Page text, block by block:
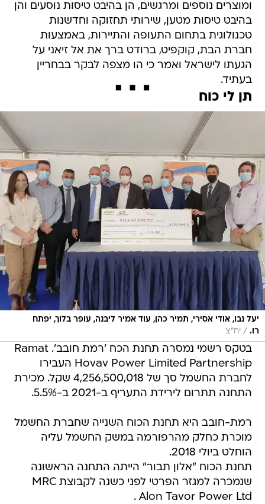
ומוצרים נוספים ומרגשים, הן בהיבט טיסות נוסעים והן
בהיבט טיסות מטען, שירותי תחזוקה וחדשנות
טכנולוגית בתחום התעופה והתיירות, באמצעות
חברת הבת, קוקפיט, ברודט ברך את אל זיאני על
הגעתו לישראל ואמר כי הו מצפה לבקר בבחריין
בעתיד.
תן לי כוח
יעל נבו, אודי אסירי, תמיר כהן, עוד אמיר ליבנה, עופר בלוך, יפתח
רו. / יח"צ
בטקס רשמי נמסרה תחנת הכח 'רמת חובב'. Ramat
Hovav Power Limited Partnership העבירו
לחברת החשמל סך של 4,256,500,018 שקל. מכירת
התחנה תתרום לירידת התעריף ב-2021 ב-5.5%.
רמת-חובב היא תחנת הכוח השנייה שחברת החשמל
מוכרת כחלק מהרפורמה במשק החשמל עליה
הוחלט ביולי 2018.
תחנת הכוח "אלון תבור" הייתה התחנה הראשונה
שנמכרה למגזר הפרטי לפני כשנה לקבוצת MRC
Alon Tavor Power Ltd .